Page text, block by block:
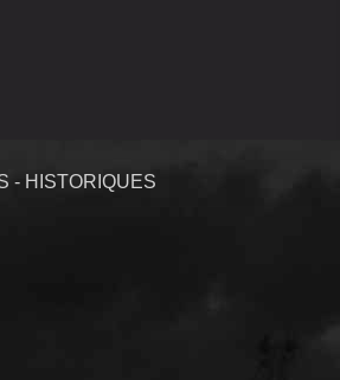
- HISTORIQUES